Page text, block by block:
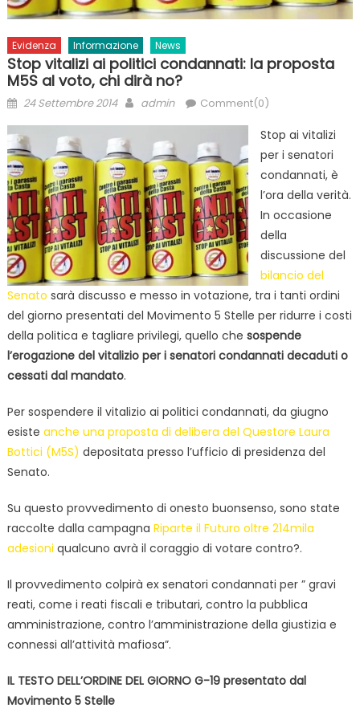
Evidenza Informazione News
Stop vitalizi ai politici condannati: la proposta
M5S al voto, chi dirà no?
Posted
24 Settembre 2014 Author
admin Comment(0)
Stop ai vitalizi
per i senatori
condannati, è
l’ora della verità.
In occasione
della
discussione del
bilancio del
Senato sarà discusso e messo in votazione, tra i tanti ordini
del giorno presentati del Movimento 5 Stelle per ridurre i costi
della politica e tagliare privilegi, quello che sospende
l’erogazione del vitalizio per i senatori condannati decaduti o
cessati dal mandato.
Per sospendere il vitalizio ai politici condannati, da giugno
esiste anche una proposta di delibera del Questore Laura
Bottici (M5S) depositata presso l’ufficio di presidenza del
Senato.
Su questo provvedimento di onesto buonsenso, sono state
raccolte dalla campagna Riparte il Futuro oltre 214mila
adesioni qualcuno avrà il coraggio di votare contro?.
Il provvedimento colpirà ex senatori condannati per ” gravi
reati, come i reati fiscali e tributari, contro la pubblica
amministrazione, contro l’amministrazione della giustizia e
connessi all’attività mafiosa”.
IL TESTO DELL’ORDINE DEL GIORNO G-19 presentato dal
Movimento 5 Stelle